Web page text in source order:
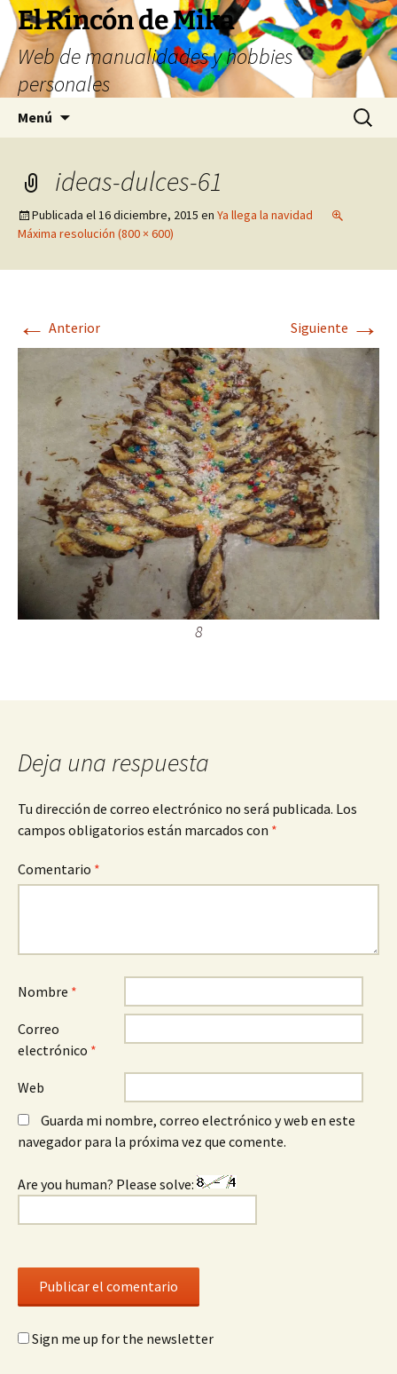
Saltar
contenido
El Rincón de Mika
Web de manualidades y hobbies
personales
Menú Buscar:
ideas-dulces-61
Publicada el16 diciembre, 2015 en Ya llega la navidad
Máxima resolución (800 × 600)
← Anterior Siguiente →
8
Deja una respuesta
Tu dirección de correo electrónico no será publicada. Los
campos obligatorios están marcados con *
Comentario *
Nombre *
Correo
electrónico *
Web
Guarda mi nombre, correo electrónico y web en este
navegador para la próxima vez que comente.
Are you human? Please solve:
Sign me up for the newsletter